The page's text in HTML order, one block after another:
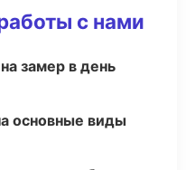
с нами
замер в день
основные виды